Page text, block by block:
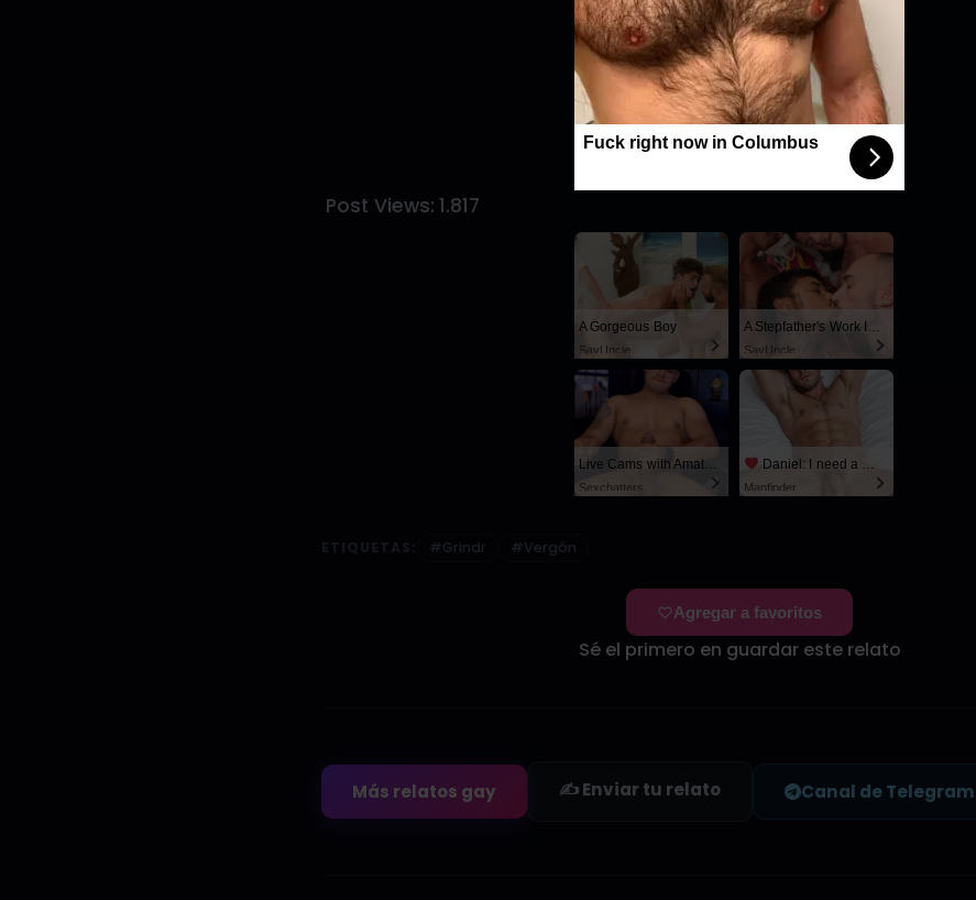
Confirmar valoración
Selecciona una estrella para valorar
4.8/5
Post Views: 1.817
A Gorgeous Boy
SayUncle
A Stepfather's Work Is Never Done
SayUncle
Live Cams with Amateur Men
Sexchatters
Daniel: I need a man for a spicy night...
Manfinder
#Grindr #Vergón
Agregar a favoritos
Sé el primero en guardar este relato
Más relatos gay ✍️ Enviar tu relato Canal de Telegram
Fuck right now in Columbus